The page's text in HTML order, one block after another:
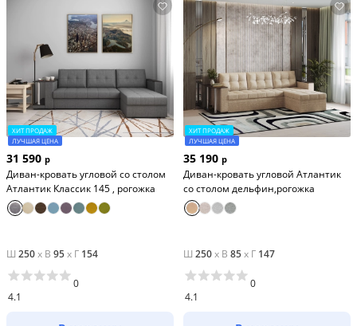
ХИТ ПРОДАЖ
ЛУЧШАЯ ЦЕНА
31 590 р
Диван-кровать угловой со столом
Атлантик Классик 145 , рогожка
Ш 250x В 95x Г 154
4.1
0
ХИТ ПРОДАЖ
ЛУЧШАЯ ЦЕНА
35 190 р
Диван-кровать угловой Атлантик
со столом дельфин,рогожка
Ш 250x В 85x Г 147
4.1
0